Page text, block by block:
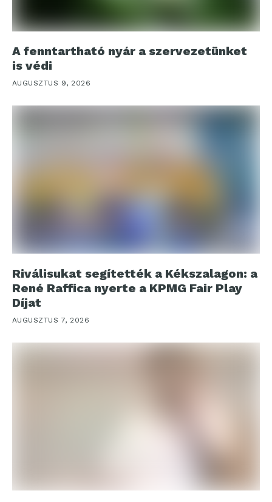
A fenntartható nyár a szervezetünket
is védi
AUGUSZTUS 9, 2026
Riválisukat segítették a Kékszalagon: a
René Raffica nyerte a KPMG Fair Play
Díjat
AUGUSZTUS 7, 2026